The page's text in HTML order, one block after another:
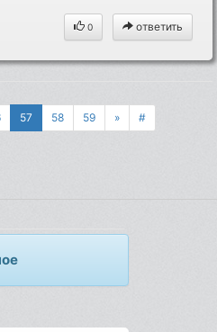
0 ответить
57 58 59 » #